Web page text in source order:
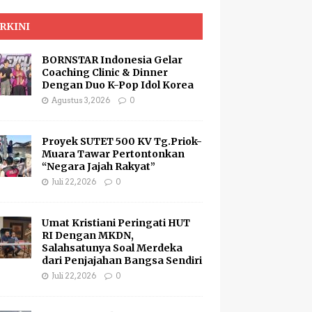
BORNSTAR Indonesia Gelar
Coaching Clinic & Dinner
Dengan Duo K-Pop Idol Korea
Agustus 3, 2026 0
Proyek SUTET 500 KV Tg.Priok-
Muara Tawar Pertontonkan
“Negara Jajah Rakyat”
Juli 22, 2026 0
Umat Kristiani Peringati HUT
RI Dengan MKDN,
Salahsatunya Soal Merdeka
dari Penjajahan Bangsa Sendiri
Juli 22, 2026 0